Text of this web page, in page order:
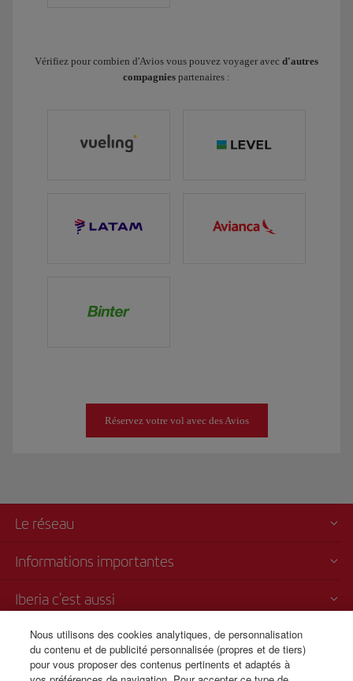
Vérifiez pour combien d'Avios vous pouvez voyager avec d'autres
compagnies partenaires :
Réservez votre vol avec des Avios
Le réseau
Informations importantes
Iberia c'est aussi
Transparence
Vente par téléphone
Nous utilisons des cookies analytiques, de personnalisation
du contenu et de publicité personnalisée (propres et de tiers)
pour vous proposer des contenus pertinents et adaptés à